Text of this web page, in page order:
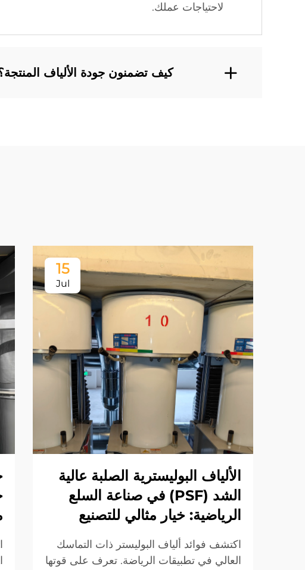
لاحتياجات عملك.
كيف تضمنون جودة الألياف
15
Jul
الألياف البوليسترية الصلبة عالية
الشد (PSF) في صناعة السلع
الرياضية: خيار مثالي للتصنيع
اكتشف فوائد ألياف البوليستر ذات التماسك
العالي في تطبيقات الرياضة. تعرف على قوتها